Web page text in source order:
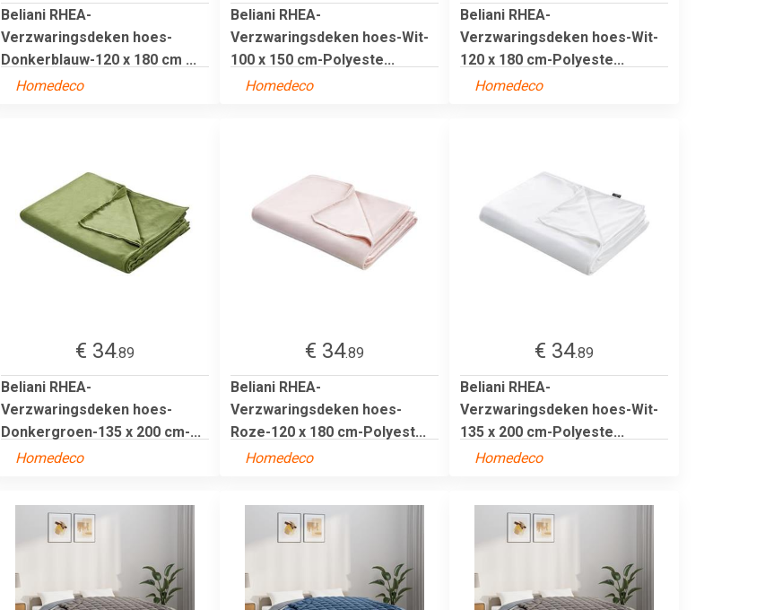
Beliani RHEA-
Verzwaringsdeken hoes-
Donkerblauw-120 x 180 cm ...
Homedeco
Beliani RHEA-
Verzwaringsdeken hoes-Wit-
100 x 150 cm-Polyeste...
Homedeco
Beliani RHEA-
Verzwaringsdeken hoes-Wit-
120 x 180 cm-Polyeste...
Homedeco
€ 34.89
Beliani RHEA-
Verzwaringsdeken hoes-
Donkergroen-135 x 200 cm-...
Homedeco
€ 34.89
Beliani RHEA-
Verzwaringsdeken hoes-
Roze-120 x 180 cm-Polyest...
Homedeco
€ 34.89
Beliani RHEA-
Verzwaringsdeken hoes-Wit-
135 x 200 cm-Polyeste...
Homedeco